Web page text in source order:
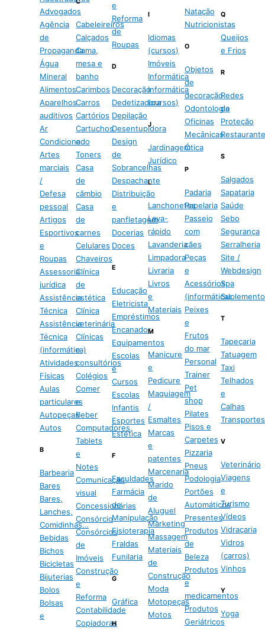
Advogados
Agência
de
Propaganda
Água
Mineral
Alimentos
Aparelhos
auditivos
Ar
Condicionado
Artes
marciais
/
Defesa
pessoal
Artigos
Esportivos
e
Roupas
Assessoria
jurídica
Assistência
Técnica
Assistência
Técnica
(informática)
Atividades
Físicas
Aulas
particulares
Autopeças
Autos
B
Barbearia
Bares
Bares,
Lanches,
Comidinhas…
Bebidas
Bichos
Bicicletas
Bijuterias
Bolos
Bolsas
e
Cabeleireiros
Calçados
Cama,
mesa e
banho
Carimbos
Carros
Cartórios
Cartuchos
e
Toners
Casa
de
câmbio
Casa
de
carnes
Celulares
Chaveiros
Clínica
de
estética
Clínica
veterinária
Clínicas
e
consultórios
Colégios
Comer
e
Beber
Computadores,
Tablets
e
Notes
Comunicação
visual
Concessionárias
Consórcio
Consórcios
de
Imóveis
Construção
e
Reforma
Contabilidade
Copiadoras
e
Reforma
de
Roupas
D
Decoração
Dedetizadora
Depilação
Desentupidora
Design
de
Sobrancelhas
Despachante
Distribuição
e
panfletagem
Docerias
Doces
E
Educação
Eletricista
Empréstimos
Encanador
Equipamentos
Escolas
e
Cursos
Escolas
Infantis
Esportes
Estética
F
Faculdades
Farmácia
de
Manipulação
Fisioterapia
Fraldas
Funilaria
G
Gráfica
H
I
Idiomas
(cursos)
Imóveis
Informática
Informática
(cursos)
J
Jardinagem
Jurídico
L
Lanchonetes
Lava-
rápido
Lavanderia
Limpadora
Livraria
Livros
e
Materiais
M
Manicure
e
Pedicure
Maquiagem
/
Esmaltes
Marcas
e
patentes
Marcenaria
Marido
de
Aluguel
Marketing
Massagem
Materiais
de
Construção
Moda
Motopeças
Motos
Natação
Nutricionistas
O
Objetos
de
decoração
Odontologia
Oficinas
Mecânicas
Ótica
P
Padaria
Papelaria
Passeio
com
cães
Peças
e
Acessórios
(informática)
Peixes
e
Frutos
do mar
Personal
Trainer
Pet
shop
Pilates
Pisos e
Carpetes
Pizzaria
Pneus
Podologia
Portões
Automáticos
Presentes
Produtos
de
Beleza
Produtos
e
medicamentos
Produtos
Geriátricos
Q
Queijos
e Frios
R
Redes
de
Proteção
S
Salgados
Sapataria
Saúde
Sebo
Segurança
Serralheria
Site /
Webdesign
Spa
T
Tapeçaria
Tatuagem
Taxi
Telhados
e
Calhas
Transportes
V
Veterinário
Viagens
e
Turismo
Vídeos
Vidraçaria
Vidros
(carros)
Vinhos
Y
Yoga